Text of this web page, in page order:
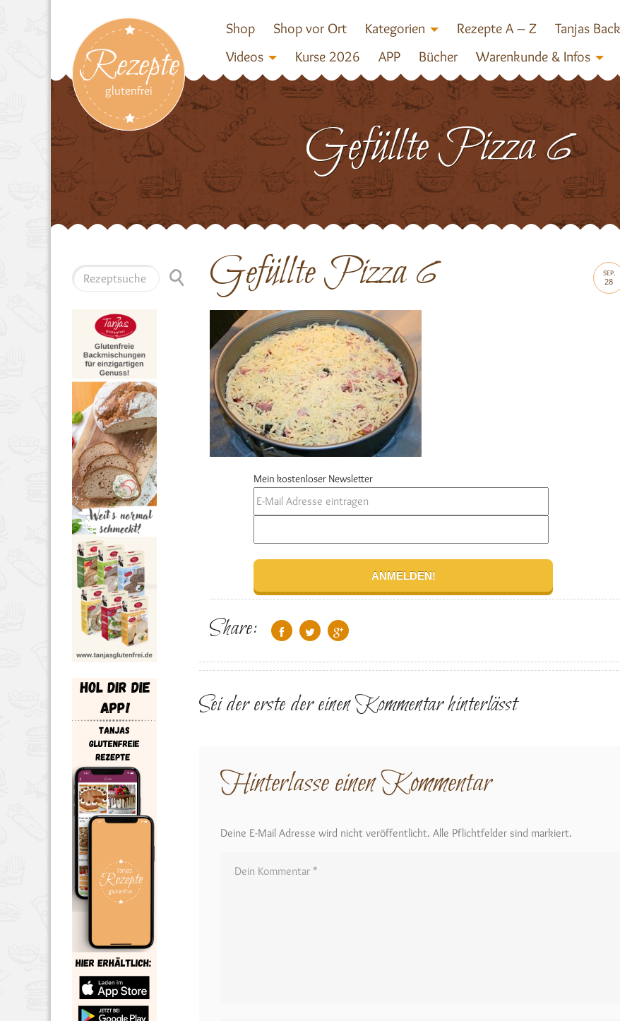
Rezepte
glutenfrei
Shop Shop vor Ort Kategorien Rezepte A – Z Tanjas
Videos
Kurse 2026 APP Bücher Warenkunde & Infos
Gefüllte Pizza 6
SEP.
28
Gefüllte Pizza 6
Mein kostenloser Newsletter
Share:
Sei der erste der einen Kommentar hinterlässt
Hinterlasse einen Kommentar
Deine E-Mail Adresse wird nicht veröffentlicht. Alle Pflichtfelder sind markiert.